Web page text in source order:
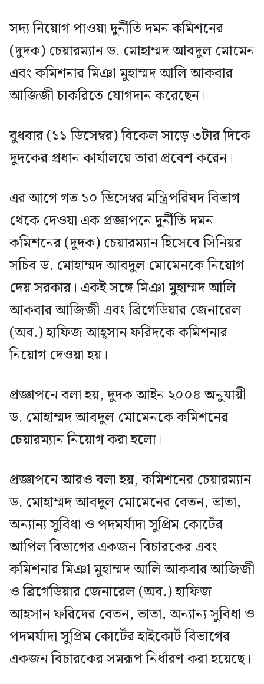
সদ্য নিয়োগ পাওয়া দুর্নীতি দমন কমিশনের
(দুদক) চেয়ারম্যান ড. মোহাম্মদ আবদুল মোমেন
এবং কমিশনার মিঞা মুহাম্মদ আলি আকবার
আজিজী চাকরিতে যোগদান করেছেন।
বুধবার (১১ ডিসেম্বর) বিকেল সাড়ে ৩টার দিকে
দুদকের প্রধান কার্যালয়ে তারা প্রবেশ করেন।
এর আগে গত ১০ ডিসেম্বর মন্ত্রিপরিষদ বিভাগ
থেকে দেওয়া এক প্রজ্ঞাপনে দুর্নীতি দমন
কমিশনের (দুদক) চেয়ারম্যান হিসেবে সিনিয়র
সচিব ড. মোহাম্মদ আবদুল মোমেনকে নিয়োগ
দেয় সরকার। একই সঙ্গে মিঞা মুহাম্মদ আলি
আকবার আজিজী এবং ব্রিগেডিয়ার জেনারেল
(অব.) হাফিজ আহ্সান ফরিদকে কমিশনার
নিয়োগ দেওয়া হয়।
প্রজ্ঞাপনে বলা হয়, দুদক আইন ২০০৪ অনুযায়ী
ড. মোহাম্মদ আবদুল মোমেনকে কমিশনের
চেয়ারম্যান নিয়োগ করা হলো।
প্রজ্ঞাপনে আরও বলা হয়, কমিশনের চেয়ারম্যান
ড. মোহাম্মদ আবদুল মোমেনের বেতন, ভাতা,
অন্যান্য সুবিধা ও পদমর্যাদা সুপ্রিম কোর্টের
আপিল বিভাগের একজন বিচারকের এবং
কমিশনার মিঞা মুহাম্মদ আলি আকবার আজিজী
ও ব্রিগেডিয়ার জেনারেল (অব.) হাফিজ
আহসান ফরিদের বেতন, ভাতা, অন্যান্য সুবিধা ও
পদমর্যাদা সুপ্রিম কোর্টের হাইকোর্ট বিভাগের
একজন বিচারকের সমরূপ নির্ধারণ করা হয়েছে।